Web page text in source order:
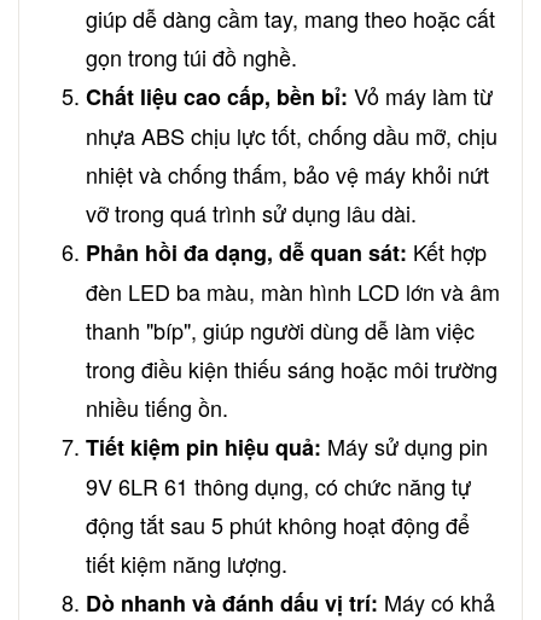
giúp dễ dàng cầm tay, mang theo hoặc cất
gọn trong túi đồ nghề.
Chất liệu cao cấp, bền bỉ: Vỏ máy làm từ
nhựa ABS chịu lực tốt, chống dầu mỡ, chịu
nhiệt và chống thấm, bảo vệ máy khỏi nứt
vỡ trong quá trình sử dụng lâu dài.
Phản hồi đa dạng, dễ quan sát: Kết hợp
đèn LED ba màu, màn hình LCD lớn và âm
thanh "bíp", giúp người dùng dễ làm việc
trong điều kiện thiếu sáng hoặc môi trường
nhiều tiếng ồn.
Tiết kiệm pin hiệu quả: Máy sử dụng pin
9V 6LR 61 thông dụng, có chức năng tự
động tắt sau 5 phút không hoạt động để
tiết kiệm năng lượng.
Dò nhanh và đánh dấu vị trí: Máy có khả